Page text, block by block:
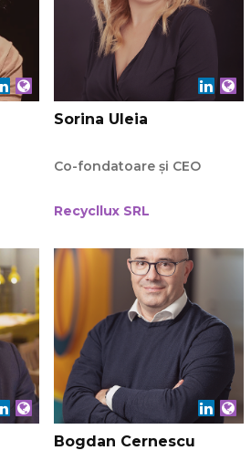
Sorina Uleia
Co-fondatoare și CEO
Recycllux SRL
Bogdan Cernescu